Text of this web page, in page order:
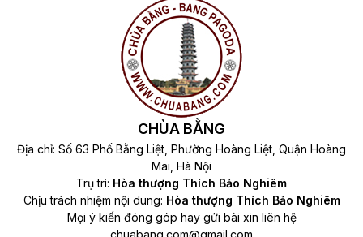
CHÙA BẰNG
Địa chỉ: Số 63 Phố Bằng Liệt, Phường Hoàng Liệt, Quận Hoàng
Mai, Hà Nội
Trụ trì: Hòa thượng Thích Bảo Nghiêm
Chịu trách nhiệm nội dung: Hòa thượng Thích Bảo Nghiêm
Mọi ý kiến đóng góp hay gửi bài xin liên hệ
chuabang.com@gmail.com